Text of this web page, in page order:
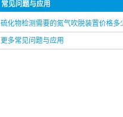
常见问题与应用
硫化物检测需要的氮气吹脱装置价格多
更多常见问题与应用